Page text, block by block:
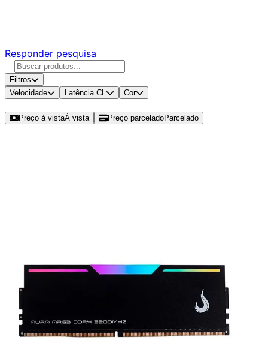
Responder pesquisa
Filtros
Velocidade
Latência CL Cor
Preço à vistaÀ vista Preço parceladoParcelado